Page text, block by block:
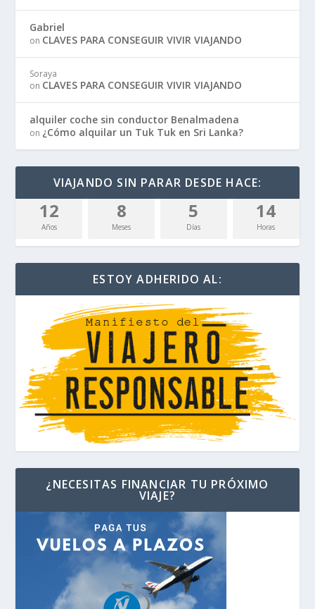
Gabriel
on CLAVES PARA CONSEGUIR VIVIR VIAJANDO
Soraya
on CLAVES PARA CONSEGUIR VIVIR VIAJANDO
alquiler coche sin conductor Benalmadena
on ¿Cómo alquilar un Tuk Tuk en Sri Lanka?
VIAJANDO SIN PARAR DESDE HACE:
12
Años
8
Meses
5
Días
14
Horas
ESTOY ADHERIDO AL:
¿NECESITAS FINANCIAR TU PRÓXIMO
VIAJE?